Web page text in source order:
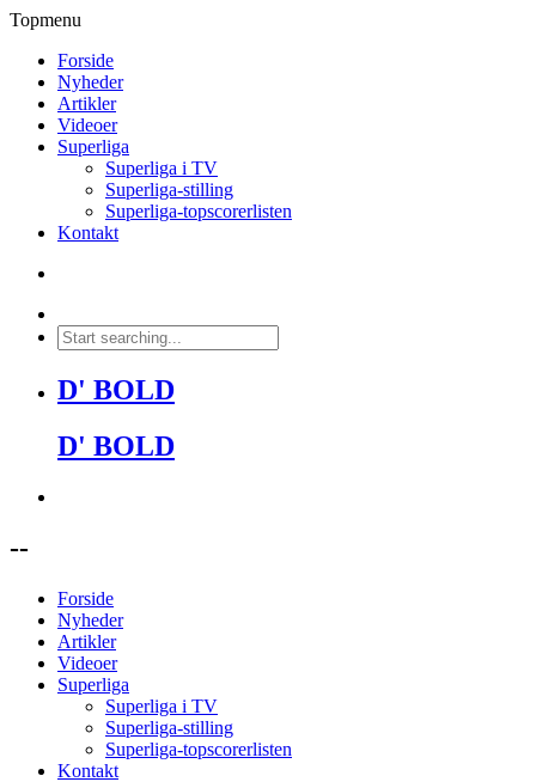
Topmenu
Forside
Nyheder
Artikler
Videoer
Superliga
Superliga i TV
Superliga-stilling
Superliga-topscorerlisten
Kontakt
D' BOLD
D' BOLD
--
Forside
Nyheder
Artikler
Videoer
Superliga
Superliga i TV
Superliga-stilling
Superliga-topscorerlisten
Kontakt